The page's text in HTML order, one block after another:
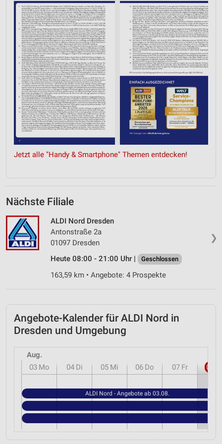
Jetzt alle "Handy & Smartphone" Themen entdecken!
Nächste Filiale
❯
ALDI Nord Dresden
Antonstraße 2a
01097 Dresden
Heute 08:00 - 21:00 Uhr |
Geschlossen
163,59 km • Angebote: 4 Prospekte
Angebote-Kalender für ALDI Nord in
Dresden und Umgebung
Aug.
03 Mo 04 Di 05 Mi 06 Do 07 Fr 08
ALDI Nord - Angebote ab 03.08.
Verwendung von Profilen zur Auswahl
personalisierter Werbung
Erstellung von Profilen zur Personalisierung
von Inhalten
Verwendung von Profilen zur Auswahl
personalisierter Inhalte
Messung der Werbeleistung
Messung der Performance von Inhalten
Analyse von Zielgruppen durch Statistiken oder
Kombinationen von Daten aus verschiedenen
Quellen
Verwendung genauer Standortdaten
Geräte anhand von aktiv angeforderten
Informationen identifizieren
Nicht-IAB-Verarbeitungszwecke:
Funktional